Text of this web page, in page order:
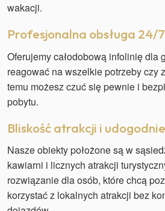
wakacji.
Profesjonalna obsługa 24/7
Oferujemy całodobową infolinię dla
reagować na wszelkie potrzeby czy
temu możesz czuć się pewnie i
pobytu.
Bliskość atrakcji i
Nasze obiekty położone są w
kawiarni i licznych atrakcji
rozwiązanie dla osób, które chcą
korzystać z lokalnych atrakcji bez